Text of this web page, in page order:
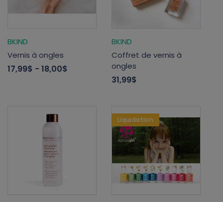
BKIND
Vernis à ongles
17,99$ - 18,00$
BKIND
Coffret de vernis à
ongles
31,99$
Liquidation